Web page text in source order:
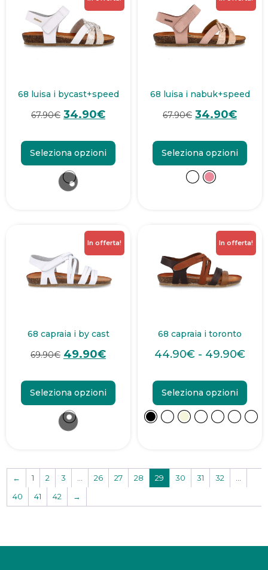
68 luisa i bycast+speed
67.90€ 34.90€
Seleziona opzioni
68 luisa i nabuk+speed
67.90€ 34.90€
Seleziona opzioni
In offerta!
68 capraia i by cast
69.90€ 49.90€
Seleziona opzioni
In offerta!
68 capraia i toronto
44.90€ - 49.90€
Seleziona opzioni
← 1 2 3 … 26 27 28 29 30 31 32
…
40
41 42 →